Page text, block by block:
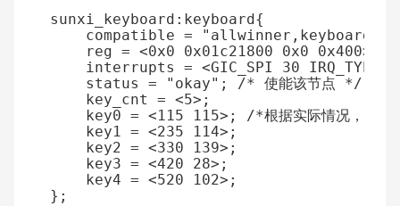
sunxi_keyboard : keyboard {
compatible = "allwinner,keyboard"
reg = <0x0 0x01c21800 0x0 0x400>
interrupts
= <GIC_SPI 30
status
= "okay" ;
/* 使能该节点 */
key_cnt
= <5> ;
key0 = <115 115> ;
/*根据实际情况，左边
key1 = <235 114> ;
key2 = <330 139> ;
key3 = <420 28> ;
key4 = <520 102> ;
};